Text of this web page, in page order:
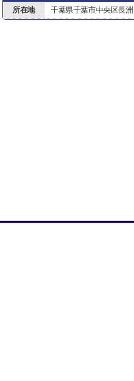
所在地
千葉県千葉市中央区長